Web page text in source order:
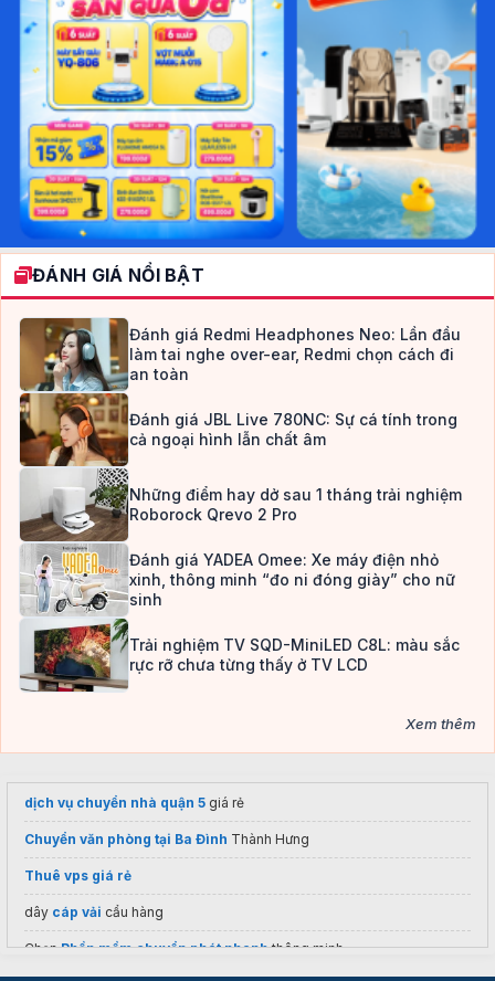
ĐÁNH GIÁ NỔI BẬT
Đánh giá Redmi Headphones Neo: Lần đầu
làm tai nghe over-ear, Redmi chọn cách đi
an toàn
Đánh giá JBL Live 780NC: Sự cá tính trong
cả ngoại hình lẫn chất âm
Những điểm hay dở sau 1 tháng trải nghiệm
Roborock Qrevo 2 Pro
Đánh giá YADEA Omee: Xe máy điện nhỏ
xinh, thông minh “đo ni đóng giày” cho nữ
sinh
Trải nghiệm TV SQD-MiniLED C8L: màu sắc
rực rỡ chưa từng thấy ở TV LCD
Xem thêm
dịch vụ chuyển nhà quận 5 giá rẻ
Chuyển văn phòng tại Ba Đình Thành Hưng
Thuê vps giá rẻ
dây cáp vải cẩu hàng
ChọnPhần mềm chuyển phát nhanhthông minh